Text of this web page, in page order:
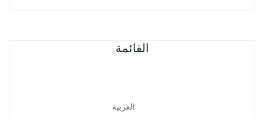
القائمة
العربية